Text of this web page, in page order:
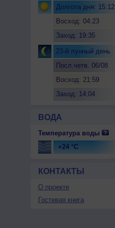
Долгота дня: 15:12
Восход: 04:23
Заход: 19:35
23-й лунный день
Посл.четв. 06/08
Восход: 21:59
Заход: 14:04
ВОДА
Температура воды
+24 °C
КОНТАКТЫ
О проекте
Гостевая книга